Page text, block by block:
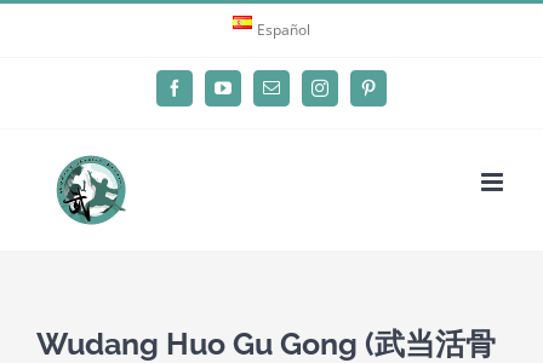
Español
FacebookYouTubeEmail InstagramPinterest
Wudang Huo Gu Gong (武当活骨